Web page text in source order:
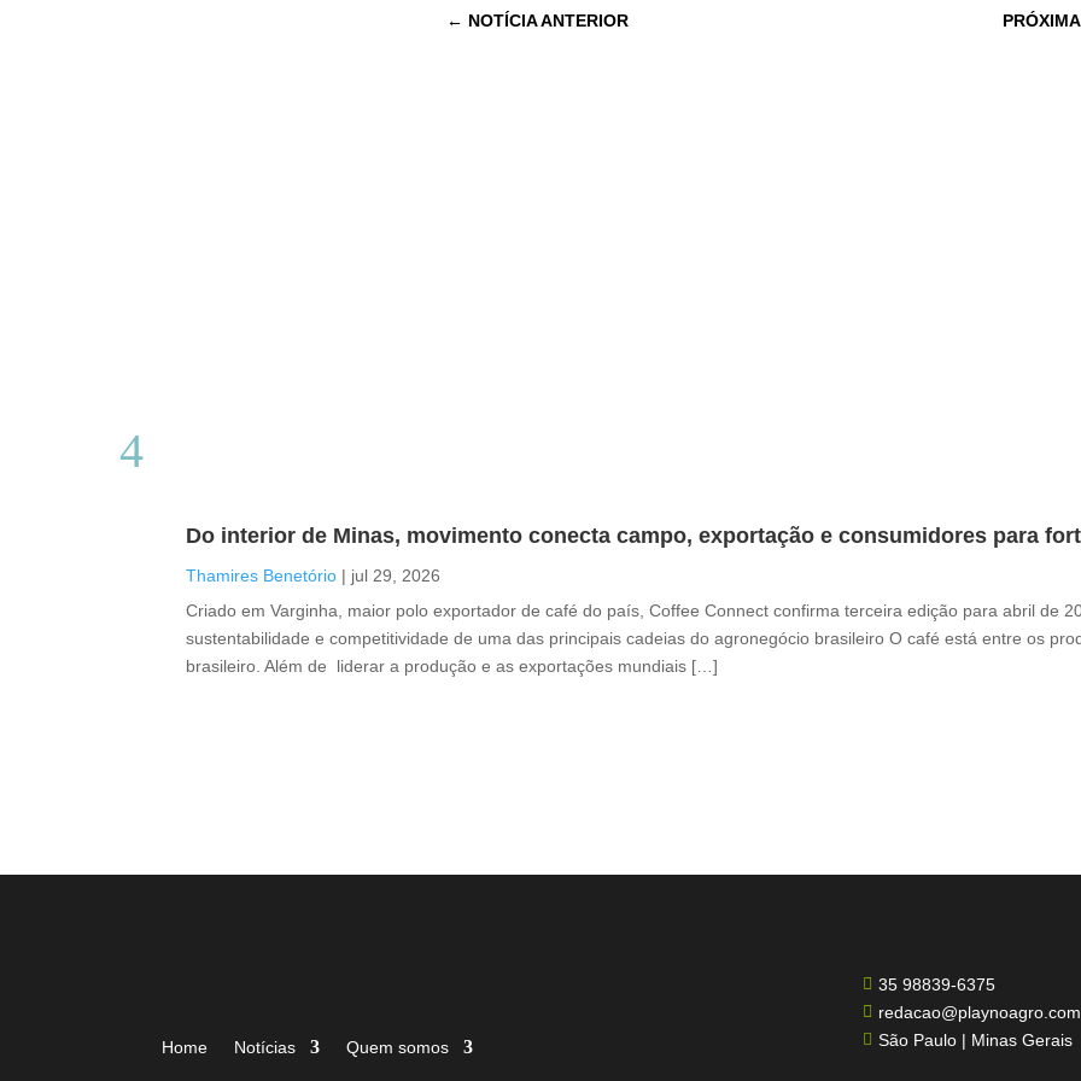
← NOTÍCIA ANTERIOR
Do interior de Minas, movimento conecta campo, exportação e consumidores para
Thamires Benetório | jul 29, 2026
Criado em Varginha, maior polo exportador de café do país, Coffee Connect confirma terceira edição para abril de
sustentabilidade e competitividade de uma das principais cadeias do agronegócio brasileiro O café está entre os
brasileiro. Além de liderar a produção e as exportações mundiais […]
Home Notícias Quem somos
 35 98839-6375

 São Paulo | Minas Gerais